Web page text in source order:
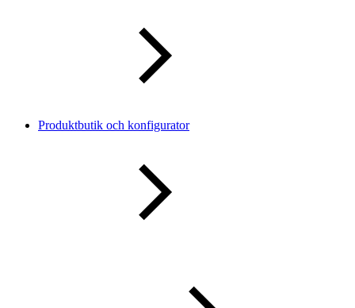
Produktbutik och konfigurator